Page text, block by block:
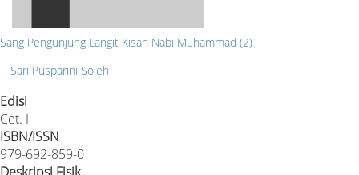
Sang Pengunjung Langit Kisah Nabi Muhammad (2)
Sari Pusparini Soleh
Edisi
Cet. I
ISBN/ISSN
979-692-859-0
Deskripsi Fisik